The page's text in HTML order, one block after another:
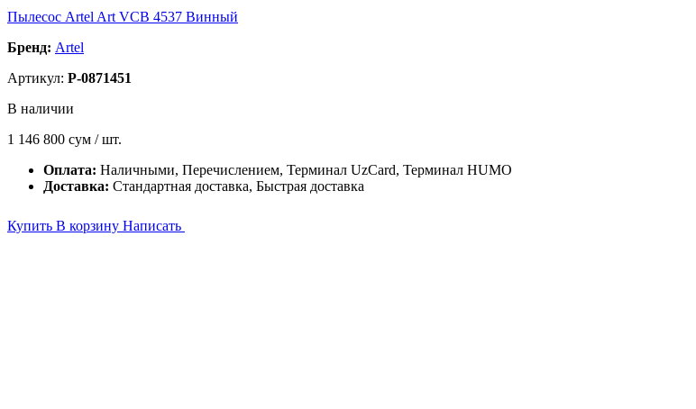
Пылесос Artel Art VCB 4537 Винный
Бренд: Artel
Артикул: P-0871451
В наличии
1 146 800 сум / шт.
Оплата: Наличными, Перечислением, Терминал UzCard, Терминал HUMO
Доставка: Стандартная доставка, Быстрая доставка
Купить В корзину Написать